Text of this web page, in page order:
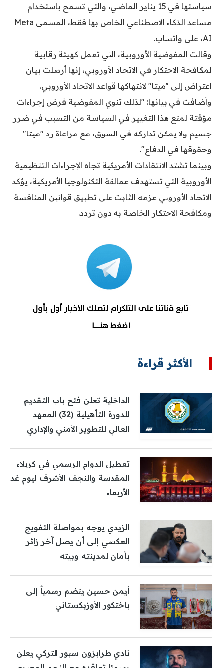
سياستها في 15 يناير الماضي، والتي تسمح باستخدام
مساعد الذكاء الاصطناعي الخاص بها فقط، المسمى Meta
AI، على واتساب.
وقالت المفوضية الأوروبية، التي تعمل كهيئة رقابية
لمكافحة الاحتكار في الاتحاد الأوروبي، إنها أرسلت بيان
اعتراض إلى "ميتا" لانتهاكها قواعد الاتحاد الأوروبي.
وأضافت في بيانها: "لذلك تنوي المفوضية فرض إجراءات
مؤقتة لمنع هذا التغيير في السياسة من التسبب في ضرر
جسيم ولا يمكن تداركه في السوق، مع مراعاة رد "ميتا"
وحقوقها في الدفاع".
وبينما تشتد الانتقادات الأمريكية تجاه الإجراءات التنظيمية
الأوروبية التي تستهدف عمالقة التكنولوجيا الأمريكية، يؤكد
الاتحاد الأوروبي عزمه الثابت على تطبيق قوانين المنافسة
ومكافحة الاحتكار الخاصة به دون تردد.
الأكثر قراءة
الداخلية تعلن فتح باب التقديم
للدورة التأهيلية (32) المعهد
العالي للتطوير الأمني والإداري
تعطيل الدوام الرسمي في كربلاء
المقدسة والنجف الأشرف ليوم غد
الأربعاء
الزيدي يوجه بمواصلة التفويج
العكسي إلى أن يصل آخر زائر
بأمان لمدينته وبيته
أيمن حسين ينضم رسمياً إلى
باختكور الأوزبكستاني
نادي طرابزون سبور التركي يعلن